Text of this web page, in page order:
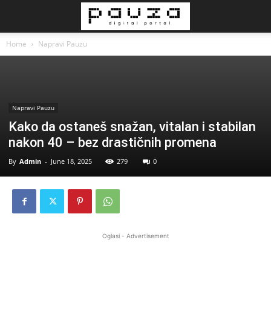
Home Napravi Pauzu
Napravi Pauzu
Kako da ostaneš snažan, vitalan i stabilan
nakon 40 – bez drastičnih promena
By Admin - June 18, 2025 279 0
Oglasi - Advertisement